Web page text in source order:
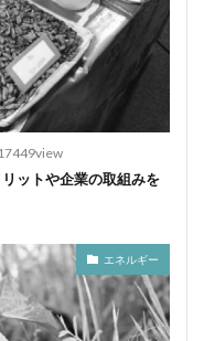
17449view
ットや企業の取組みを
エネルギー